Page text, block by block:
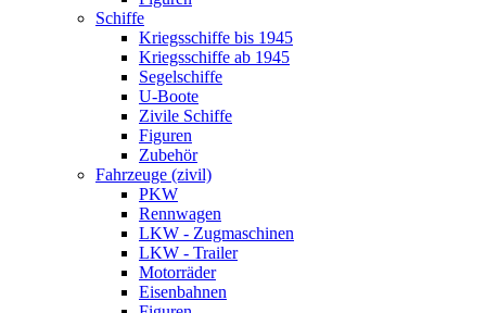
Schiffe
Kriegsschiffe bis 1945
Kriegsschiffe ab 1945
Segelschiffe
U-Boote
Zivile Schiffe
Figuren
Zubehör
Fahrzeuge (zivil)
PKW
Rennwagen
LKW - Zugmaschinen
LKW - Trailer
Motorräder
Eisenbahnen